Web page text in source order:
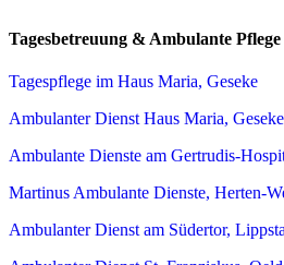
Tagesbetreuung & Ambulante Pflege
Tagespflege im Haus Maria, Geseke
Ambulanter Dienst Haus Maria, Geseke
Ambulante Dienste am Gertrudis-
Martinus Ambulante Dienste, Herten-
Ambulanter Dienst am Südertor,